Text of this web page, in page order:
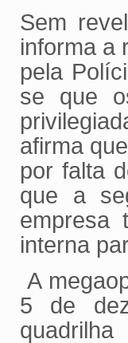
Sem
informa a
pela
se que
afirma
por falta
que a
empresa
interna
A
5 de